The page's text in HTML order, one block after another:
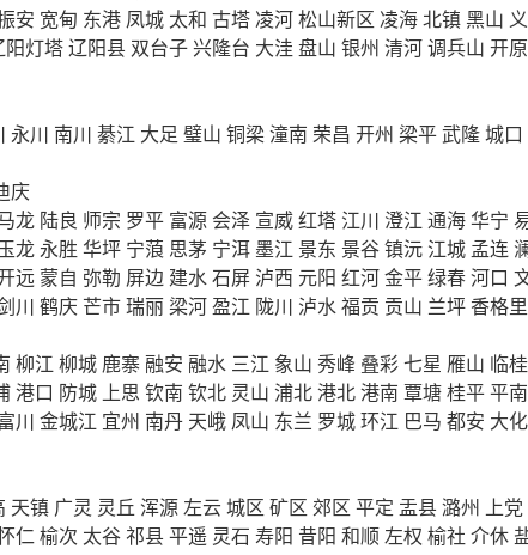
安 宽甸 东港 凤城 太和 古塔 凌河松山新区 凌海北镇黑山
阳灯塔辽阳县 双台子兴隆台 大洼 盘山 银州 清河调兵山 开原
永川 南川 綦江 大足 璧山 铜梁潼南 荣昌 开州 梁平武隆城口
庆
龙 陆良 师宗 罗平 富源 会泽 宣威红塔 江川 澄江 通海华宁
龙 永胜 华坪 宁蒗 思茅 宁洱 墨江 景东 景谷镇沅 江城 孟连
远 蒙自 弥勒 屏边 建水石屏 泸西 元阳 红河金平绿春河口
川 鹤庆 芒市瑞丽 梁河盈江 陇川 泸水福贡 贡山 兰坪 香格
柳江 柳城 鹿寨融安 融水 三江 象山 秀峰 叠彩七星 雁山 临桂
港口 防城 上思 钦南 钦北 灵山 浦北港北港南 覃塘桂平平南
川 金城江 宜州 南丹 天峨 凤山 东兰 罗城环江 巴马 都安 大化
天镇 广灵 灵丘 浑源左云城区 矿区 郊区 平定 盂县潞州 上党
仁榆次 太谷祁县平遥 灵石 寿阳 昔阳 和顺左权 榆社 介休